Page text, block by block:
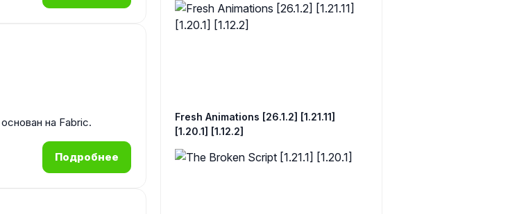
на Fabric.
Подробнее
Fresh Animations [26.1.2] [1.21.11]
[1.20.1] [1.12.2]